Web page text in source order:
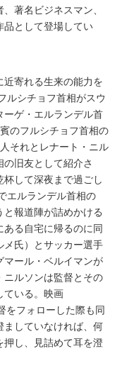
著名ビジネスマン、
品として登場してい
寄れる生来の能力を
ルシチョフ首相がスウ
ーゲ・エルランデル首
のフルシチョフ首相の
それとレナート・ニル
旧友として紹介さ
して深夜まで過ごし
エルランデル首相の
と報道陣が詰めかける
る自宅に帰るのに同
メ氏）とサッカー選手
マール・ベルイマンが
ニルソンは監督とその
ている。映画
をフォローした際も同
ましていなければ、何
押し、見詰めて耳を澄